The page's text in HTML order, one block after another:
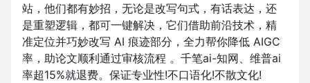
站，他们都有妙招，无论是改写句式，有话表达，还
是重塑逻辑，都可一键解决，它们借助前沿技术，精
准定位并巧妙改写 AI 痕迹部分，全力帮你降低 AIGC
率，助论文顺利通过审核流程 。千笔ai-知网、维普ai
率超15%就退费。保证专业性!不口语化!不散文化!